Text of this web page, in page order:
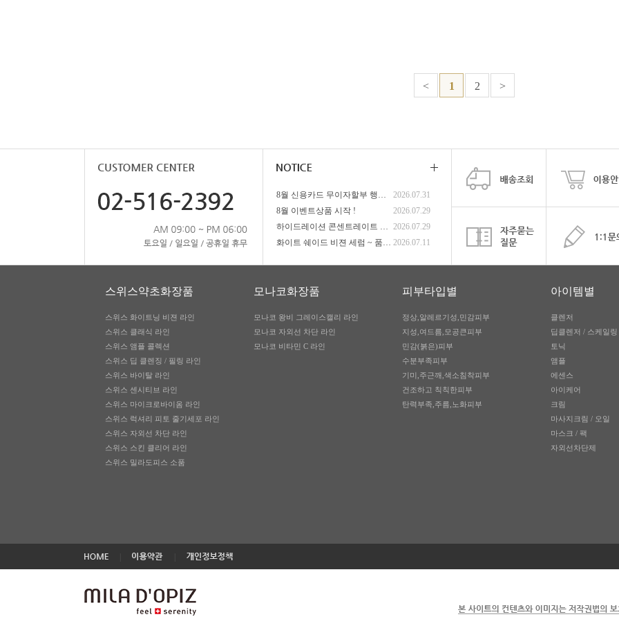
< 1 2 >
8월 신용카드 무이자할부 행사안내
2026.07.31
8월 이벤트상품 시작 !
2026.07.29
하이드레이션 콘센트레이트 앰플 ~ 품... 2026.07.29
화이트 쉐이드 비젼 세럼 ~ 품절 ! 2026.07.11
스위스약초화장품
스위스 화이트닝 비젼 라인
스위스 클래식 라인
스위스 앰플 콜렉션
스위스 딥 클렌징 / 필링 라인
스위스 바이탈 라인
스위스 센시티브 라인
스위스 마이크로바이옴 라인
스위스 럭셔리 피토 줄기세포 라인
스위스 자외선 차단 라인
스위스 스킨 클리어 라인
스위스 밀라도피스 소품
모나코화장품
모나코 왕비 그레이스캘리 라인
모나코 자외선 차단 라인
모나코 비타민 C 라인
피부타입별
정상,알레르기성,민감피부
지성,여드름,모공큰피부
민감(붉은)피부
수분부족피부
기미,주근깨,색소침착피부
건조하고 칙칙한피부
탄력부족,주름,노화피부
아이템별
클렌저
딥클렌저 / 스케일링
토닉
앰플
에센스
아이케어
크림
마사지크림 / 오일
마스크 / 팩
자외선차단제